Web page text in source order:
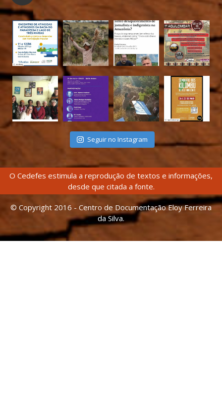
Seguir no Instagram
O Cedefes estimula a reprodução de textos e informações,
desde que citada a fonte.
© Copyright 2016 - Centro de Documentação Eloy Ferreira
da Silva.